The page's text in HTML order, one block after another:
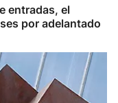
entradas, el
por adelantado